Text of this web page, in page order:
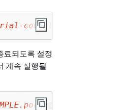
console.ec2-
료되도록 설정
계속 실행될